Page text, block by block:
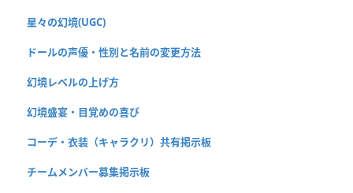
星々の幻境(UGC)
ドールの声優・性別と名前の変更方法
幻境レベルの上げ方
幻境盛宴・目覚めの喜び
コーデ・衣装（キャラクリ）共有掲示板
チームメンバー募集掲示板